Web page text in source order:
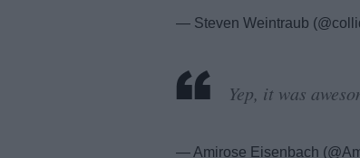
— Steven Weintraub
Yep, it was
— Amirose Eisenbach